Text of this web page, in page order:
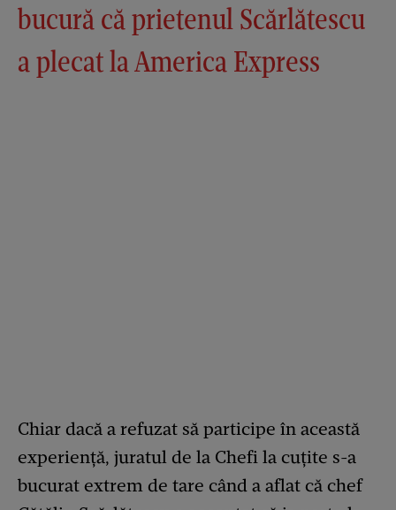
bucură că prietenul Scărlătescu
a plecat la America Express
Chiar dacă a refuzat să participe în această
experiență, juratul de la Chefi la cuțite s-a
bucurat extrem de tare când a aflat că chef